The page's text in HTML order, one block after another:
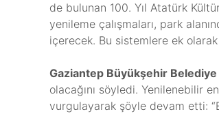
de bulunan 100. Yıl Atatürk
yenileme çalışmaları, park
içerecek. Bu sistemlere ek
Gaziantep Büyükşehir Belediye
olacağını söyledi. Yenilenebilir
vurgulayarak şöyle devam etti: